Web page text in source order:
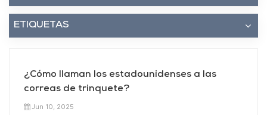
ETIQUETAS
¿Cómo llaman los estadounidenses a las
correas de trinquete?
Jun 10, 2025